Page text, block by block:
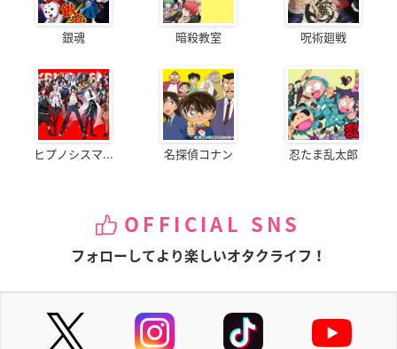
銀魂 暗殺教室 呪術廻戦
ヒプノシスマ... 名探偵コナン 忍たま乱太郎
OFFICIAL SNS
フォローしてより楽しいオタクライフ！